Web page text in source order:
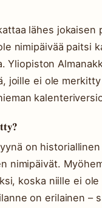
lähes
nimipäivää paitsi
Yliopiston
joille ei ole
on
nimipäivät.
koska niille ei
on erilainen –